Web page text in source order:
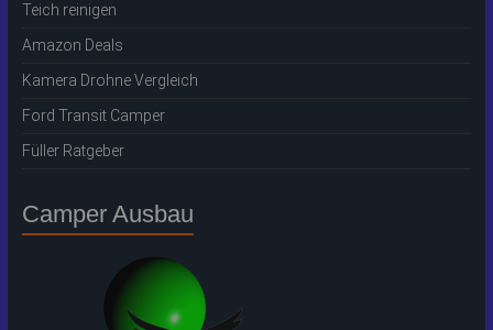
Teich reinigen
Amazon Deals
Kamera Drohne Vergleich
Ford Transit Camper
Füller Ratgeber
Camper Ausbau